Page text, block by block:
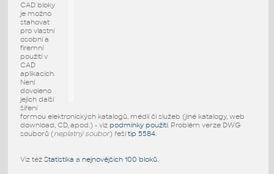
CAD bloky
je možno
stahovat
pro vlastní
osobní a
firemní
použití v
CAD
aplikacích.
Není
dovoleno
jejich další
šíření
formou elektronických katalogů, médií či služeb (jiné katalogy, web
download, CD, apod.) - viz podmínky použití. Problém verze DWG
souborů (neplatný soubor) řešítip 5584.
Viz též Statistika a nejnovějších 100 bloků.